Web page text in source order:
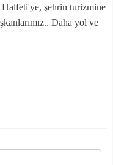
şehrin turizmine
Daha yol ve